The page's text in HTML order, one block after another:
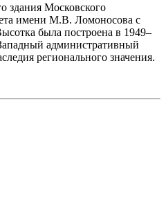
здания Московского
имени М.В. Ломоносова с
была построена в 1949–
административный
регионального значения.